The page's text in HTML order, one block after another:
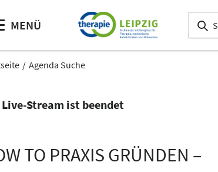
MENÜ
Agenda Suche
Live-Stream ist beendet
TO PRAXIS GRÜNDEN –